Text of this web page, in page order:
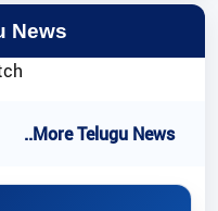
News
..More Telugu News